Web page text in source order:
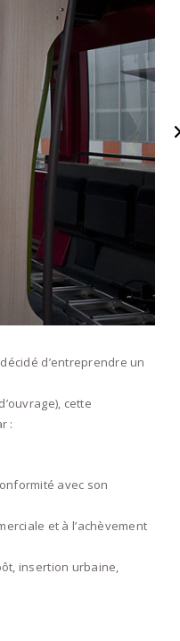
d’entreprendre un
cette
:
avec son
et à l’achèvement
insertion urbaine,